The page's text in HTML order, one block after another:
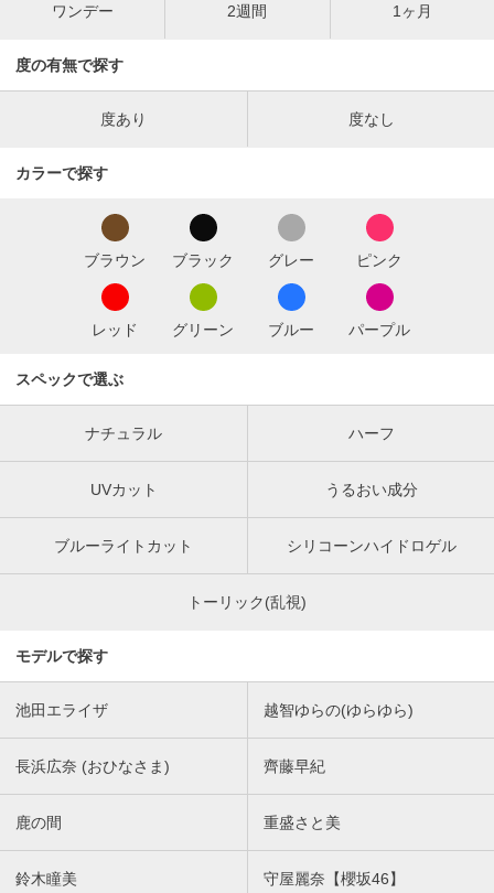
ワンデー 2週間 1ヶ月
度の有無で探す
度あり 度なし
カラーで探す
ブラウン ブラック グレー ピンク
レッド グリーン ブルー パープル
スペックで選ぶ
ナチュラル ハーフ
UVカット うるおい成分
ブルーライトカット シリコーンハイドロゲル
トーリック(乱視)
モデルで探す
池田エライザ 越智ゆらの(ゆらゆら)
長浜広奈 (おひなさま) 齊藤早紀
鹿の間 重盛さと美
鈴木瞳美 守屋麗奈【櫻坂46】